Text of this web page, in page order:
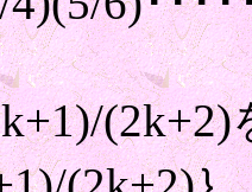
(2k+2)